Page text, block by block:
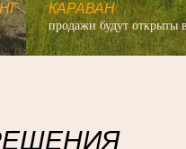
КАРАВАН
продажи будут открыты